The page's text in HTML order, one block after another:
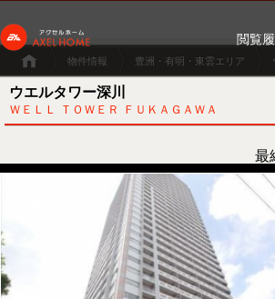
閲覧
物件情報 豊洲・有明・東雲エリア
ウエルタワー深川
ＷＥＬＬ ＴＯＷＥＲ ＦＵＫＡＧＡＷＡ
最